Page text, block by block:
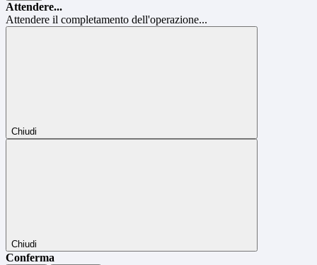
Attendere...
Attendere il completamento dell'operazione...
Chiudi
Chiudi
Conferma